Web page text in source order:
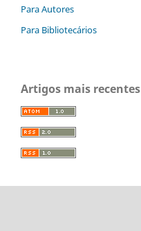
Para Autores
Para Bibliotecários
Artigos mais recentes